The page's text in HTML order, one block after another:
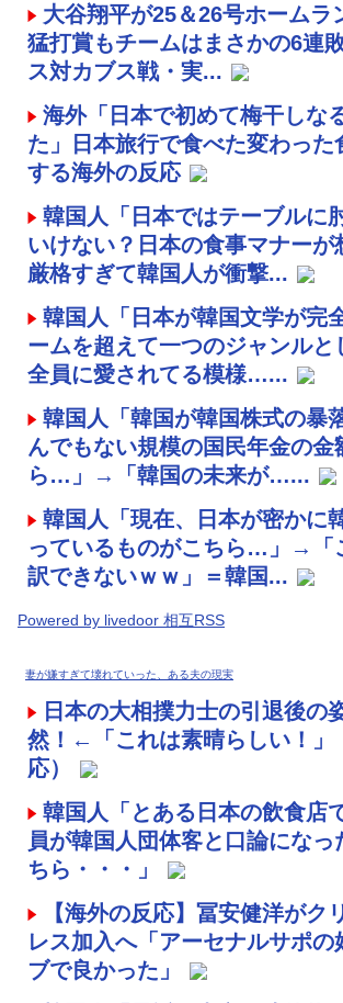
大谷翔平が25＆26号ホームラ
猛打賞もチームはまさかの6連
ス対カブス戦・実...
海外「日本で初めて梅干しな
た」日本旅行で食べた変わった
する海外の反応
韓国人「日本ではテーブルに
いけない？日本の食事マナーが
厳格すぎて韓国人が衝撃...
韓国人「日本が韓国文学が完
ームを超えて一つのジャンルと
全員に愛されてる模様…...
韓国人「韓国が韓国株式の暴
んでもない規模の国民年金の金
ら…」→「韓国の未来が…...
韓国人「現在、日本が密かに
っているものがこちら…」→「
訳できないｗｗ」＝韓国...
Powered by livedoor 相互RSS
妻が嫌すぎて壊れていった、ある夫の現実
日本の大相撲力士の引退後の
然！←「これは素晴らしい！」
応）
韓国人「とある日本の飲食店
員が韓国人団体客と口論になっ
ちら・・・」
【海外の反応】冨安健洋がク
レス加入へ「アーセナルサポの
ブで良かった」